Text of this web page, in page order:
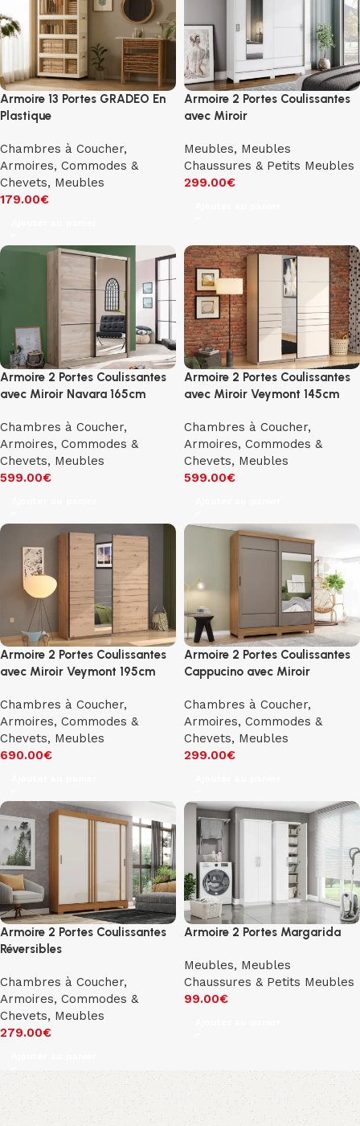
Armoire 13 Portes GRADEO En
Plastique
Chambres à Coucher,
Armoires, Commodes &
Chevets, Meubles
179.00€
Armoire 2 Portes Coulissantes
avec Miroir
Meubles, Meubles
Chaussures & Petits Meubles
299.00€
Armoire 2 Portes Coulissantes
avec Miroir Navara 165cm
Chambres à Coucher,
Armoires, Commodes &
Chevets, Meubles
599.00€
Armoire 2 Portes Coulissantes
avec Miroir Veymont 145cm
Chambres à Coucher,
Armoires, Commodes &
Chevets, Meubles
599.00€
Armoire 2 Portes Coulissantes
avec Miroir Veymont 195cm
Chambres à Coucher,
Armoires, Commodes &
Chevets, Meubles
690.00€
Armoire 2 Portes Coulissantes
Cappucino avec Miroir
Chambres à Coucher,
Armoires, Commodes &
Chevets, Meubles
299.00€
Armoire 2 Portes Coulissantes
Réversibles
Chambres à Coucher,
Armoires, Commodes &
Chevets, Meubles
279.00€
Armoire 2 Portes Margarida
Meubles, Meubles
Chaussures & Petits Meubles
99.00€